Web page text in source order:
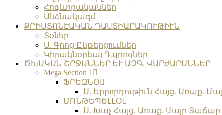
Հոգևորականներ
Անձնակազմ
ՔՐԻՍՏՈՆԷԱԿԱՆ ԴԱՍՏԻԱՐԱԿՈՒԹԻՒՆ
Տօներ
Ս. Գրոց Ընթերցումներ
Կիրակնօրեայ Դպրոցներ
ԾԽԱԿԱՆ ՇՐՋԱՆՆԵՐ ԵՒ ԱԶԳ. ՎԱՐԺԱՐԱՆՆԵՐ
Mega Section 1
ՖՐԵԶՆՕ
Ս. Երրորդութիւն Հայց. Առաք.
ՄՈՆԹԵՊԵԼԼՕ
Ս. Խաչ Հայց. Առաք. Մայր Տաճար